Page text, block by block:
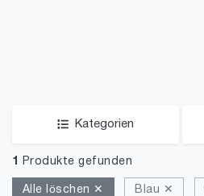
Kategorien
1 Produkte gefunden
Alle löschen ✕ Blau ✕